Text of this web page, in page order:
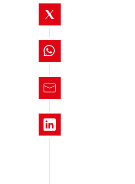
ilvibonese.it
catanzarochannel.it
lacapitalenews.it